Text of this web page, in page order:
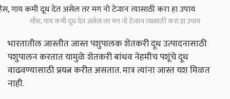
म्हैस, गाय कमी दूध देत असेल तर मग नो टेन्शन त्यासाठी करा हा उपाय
भारतातील जास्तीत जास्त पशुपालक शेतकरी दूध उत्पादनासाठी
पशुपालन करतात यामुळे शेतकरी बांधव नेहमीच पशूंचे दूध
वाढवण्यासाठी प्रयत्न करीत असतात. मात्र त्यांना जास्त यश मिळत
नाही.